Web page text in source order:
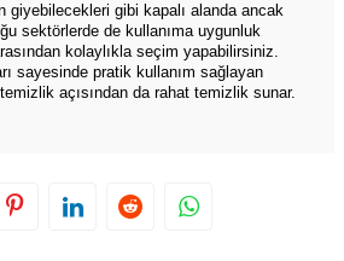
giyebilecekleri gibi kapalı alanda ancak
sektörlerde de kullanıma uygunluk
kolaylıkla seçim yapabilirsiniz.
sayesinde pratik kullanım sağlayan
açısından da rahat temizlik sunar.